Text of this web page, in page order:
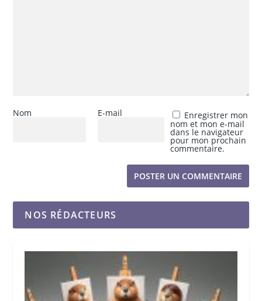
Nom E-mail Enregistrer mon
nom et mon e-mail
dans le navigateur
pour mon prochain
commentaire.
NOS RÉDACTEURS